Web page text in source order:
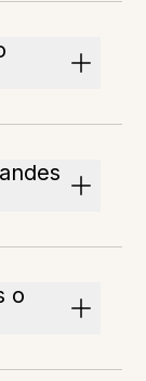
o